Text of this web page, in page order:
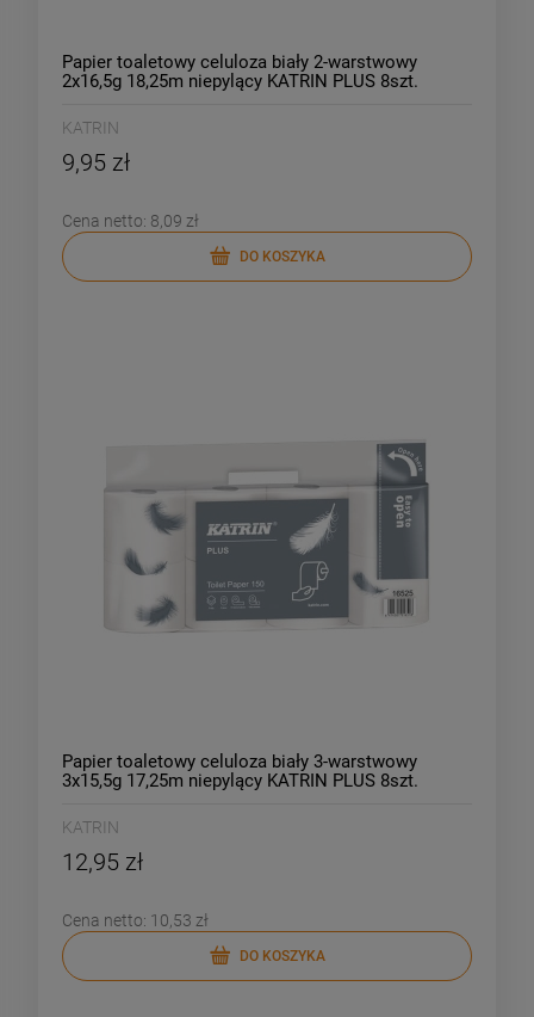
Papier toaletowy celuloza biały 2-warstwowy
2x16,5g 18,25m niepylący KATRIN PLUS 8szt.
KATRIN
9,95 zł
Cena netto: 8,09 zł
DO KOSZYKA
Papier toaletowy celuloza biały 3-warstwowy
3x15,5g 17,25m niepylący KATRIN PLUS 8szt.
KATRIN
12,95 zł
Cena netto: 10,53 zł
DO KOSZYKA